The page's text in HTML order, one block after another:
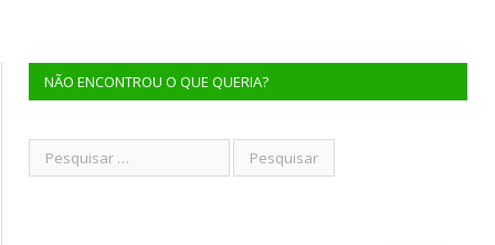
NÃO ENCONTROU O QUE QUERIA?